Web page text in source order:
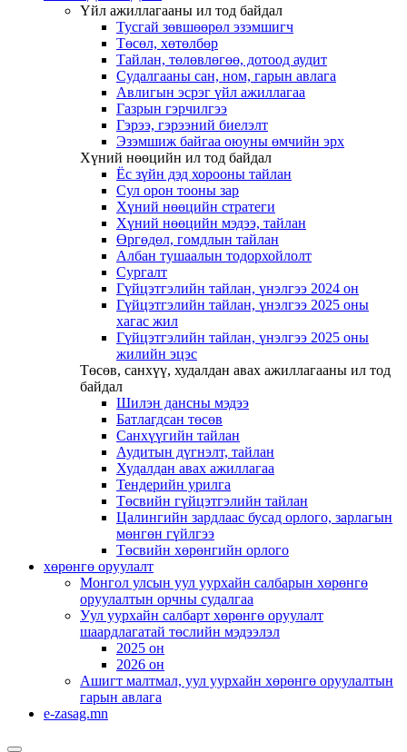
Үйл ажиллагааны ил тод байдал
Тусгай зөвшөөрөл эзэмшигч
Төсөл, хөтөлбөр
Тайлан, төлөвлөгөө, дотоод аудит
Судалгааны сан, ном, гарын авлага
Авлигын эсрэг үйл ажиллагаа
Газрын гэрчилгээ
Гэрээ, гэрээний биелэлт
Эзэмшиж байгаа оюуны өмчийн эрх
Хүний нөөцийн ил тод байдал
Ёс зүйн дэд хорооны тайлан
Сул орон тооны зар
Хүний нөөцийн стратеги
Хүний нөөцийн мэдээ, тайлан
Өргөдөл, гомдлын тайлан
Албан тушаалын тодорхойлолт
Сургалт
Гүйцэтгэлийн тайлан, үнэлгээ 2024 он
Гүйцэтгэлийн тайлан, үнэлгээ 2025 оны
хагас жил
Гүйцэтгэлийн тайлан, үнэлгээ 2025 оны
жилийн эцэс
Төсөв, санхүү, худалдан авах ажиллагааны ил тод
байдал
Шилэн дансны мэдээ
Батлагдсан төсөв
Санхүүгийн тайлан
Аудитын дүгнэлт, тайлан
Худалдан авах ажиллагаа
Тендерийн урилга
Төсвийн гүйцэтгэлийн тайлан
Цалингийн зардлаас бусад орлого, зарлагын
мөнгөн гүйлгээ
Төсвийн хөрөнгийн орлого
хөрөнгө оруулалт
Монгол улсын уул уурхайн салбарын хөрөнгө
оруулалтын орчны судалгаа
Уул уурхайн салбарт хөрөнгө оруулалт
шаардлагатай төслийн мэдээлэл
2025 он
2026 он
Ашигт малтмал, уул уурхайн хөрөнгө оруулалтын
гарын авлага
e-zasag.mn